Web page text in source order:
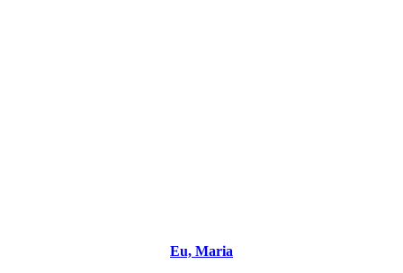
Eu, Maria